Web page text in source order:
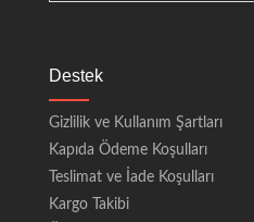
Destek
Gizlilik ve Kullanım Şartları
Kapıda Ödeme Koşulları
Teslimat ve İade Koşulları
Kargo Takibi